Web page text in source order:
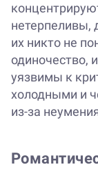
нетерпеливы,
их никто не
одиночество,
уязвимы к
холодными и
из-за